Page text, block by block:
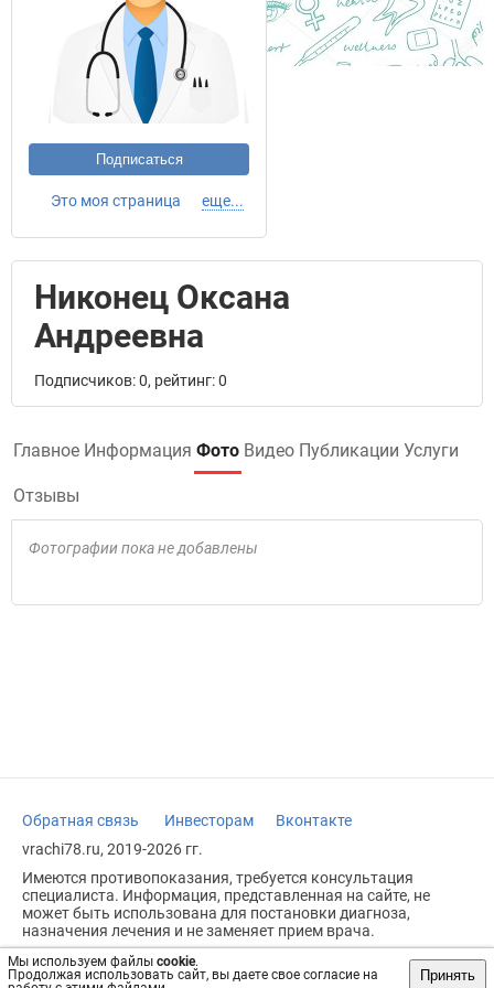
Мы используем файлы cookie.
Продолжая использовать сайт, вы даете свое согласие на
Принять
Подписаться
Это моя страница еще...
Никонец Оксана
Андреевна
Подписчиков: 0, рейтинг: 0
Главное Информация Фото Видео Публикации Услуги
Отзывы
Фотографии пока не добавлены
Обратная связь Инвесторам
Вконтакте
vrachi78.ru, 2019-2026 гг.
Имеются противопоказания, требуется консультация
специалиста. Информация, представленная на сайте, не
может быть использована для постановки диагноза,
назначения лечения и не заменяет прием врача.
Возрастное ограничение: 18+